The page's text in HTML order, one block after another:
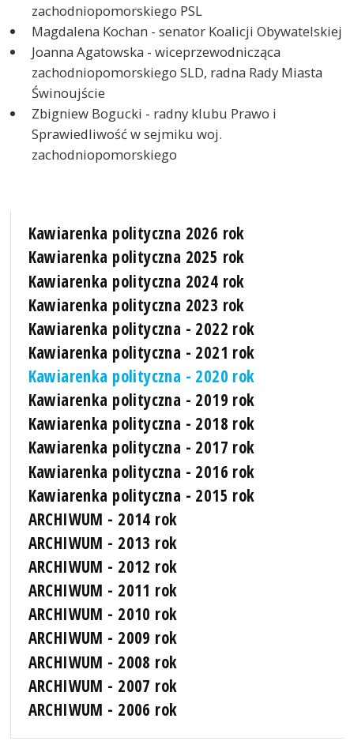
zachodniopomorskiego PSL
Magdalena Kochan - senator Koalicji Obywatelskiej
Joanna Agatowska - wiceprzewodnicząca
zachodniopomorskiego SLD, radna Rady Miasta
Świnoujście
Zbigniew Bogucki - radny klubu Prawo i
Sprawiedliwość w sejmiku woj.
zachodniopomorskiego
Kawiarenka polityczna 2026 rok
Kawiarenka polityczna 2025 rok
Kawiarenka polityczna 2024 rok
Kawiarenka polityczna 2023 rok
Kawiarenka polityczna - 2022 rok
Kawiarenka polityczna - 2021 rok
Kawiarenka polityczna - 2020 rok
Kawiarenka polityczna - 2019 rok
Kawiarenka polityczna - 2018 rok
Kawiarenka polityczna - 2017 rok
Kawiarenka polityczna - 2016 rok
Kawiarenka polityczna - 2015 rok
ARCHIWUM - 2014 rok
ARCHIWUM - 2013 rok
ARCHIWUM - 2012 rok
ARCHIWUM - 2011 rok
ARCHIWUM - 2010 rok
ARCHIWUM - 2009 rok
ARCHIWUM - 2008 rok
ARCHIWUM - 2007 rok
ARCHIWUM - 2006 rok